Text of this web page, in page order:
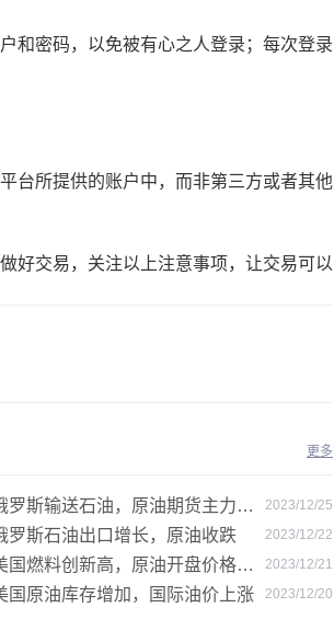
密码，以免被有心之人登录；每次登录
所提供的账户中，而非第三方或者其他
交易，关注以上注意事项，让交易可以
更多
罗斯输送石油，原油期货主力合
2023/12/25
罗斯石油出口增长，原油收跌 2023/12/22
国燃料创新高，原油开盘价格上
2023/12/21
国原油库存增加，国际油价上涨 2023/12/20